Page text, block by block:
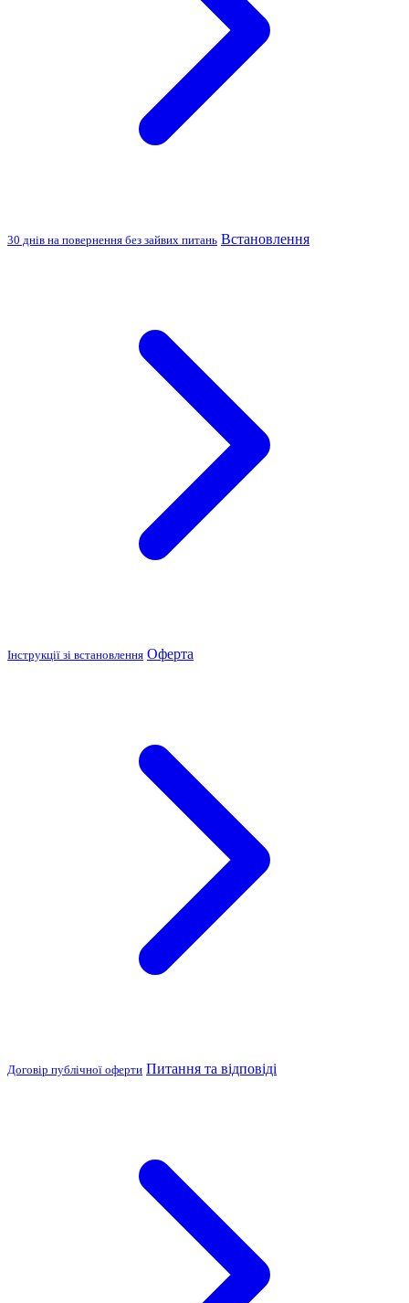
30 днів на повернення без зайвих питань Встановлення
Інструкції зі встановлення Оферта
Договір публічної оферти Питання та відповіді